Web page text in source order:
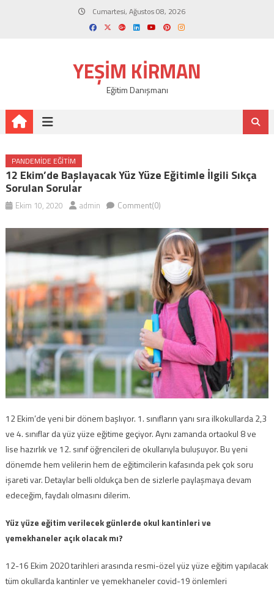
Cumartesi, Ağustos 08, 2026
YEŞIM KIRMAN
Eğitim Danışmanı
PANDEMIDE EĞITIM
12 Ekim’de Başlayacak Yüz Yüze Eğitimle İlgili Sıkça
Sorulan Sorular
Ekim 10, 2020 admin Comment(0)
12 Ekim’de yeni bir dönem başlıyor. 1. sınıfların yanı sıra ilkokullarda 2,3
ve 4. sınıflar da yüz yüze eğitime geçiyor. Aynı zamanda ortaokul 8 ve
lise hazırlık ve 12. sınıf öğrencileri de okullarıyla buluşuyor. Bu yeni
dönemde hem velilerin hem de eğitimcilerin kafasında pek çok soru
işareti var. Detaylar belli oldukça ben de sizlerle paylaşmaya devam
edeceğim, faydalı olmasını dilerim.
Yüz yüze eğitim verilecek günlerde okul kantinleri ve
yemekhaneler açık olacak mı?
12-16 Ekim 2020 tarihleri arasında resmi-özel yüz yüze eğitim yapılacak
tüm okullarda kantinler ve yemekhaneler covid-19 önlemleri